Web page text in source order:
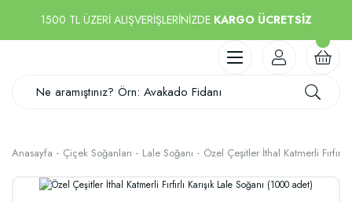
1500 TL ÜZERİ ALIŞVERİŞLERİNİZDE KARGO ÜCRETSİZ
Anasayfa Çiçek Soğanları Lale Soğanı Özel Çeşitler İthal Katmerli